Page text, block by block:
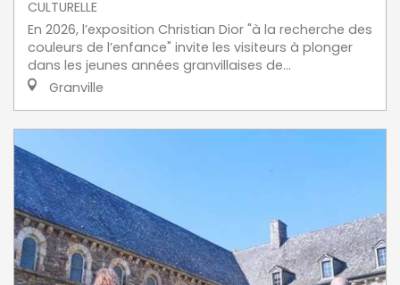
CULTURELLE
En 2026, l’exposition Christian Dior "à la recherche des
couleurs de l’enfance" invite les visiteurs à plonger
dans les jeunes années granvillaises de...
Granville